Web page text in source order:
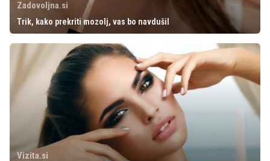
Zadovoljna.si
Trik, kako prekriti mozolj, vas bo navdušil
Vizita.si